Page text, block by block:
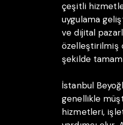
çeşitli
uygulama
ve dijital
özelleştirilmiş
şekilde
İstanbul
genellikle
hizmetleri,